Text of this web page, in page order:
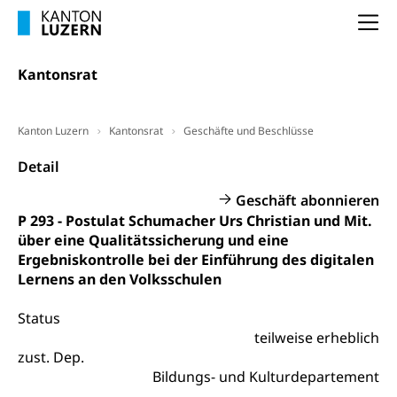
Kantonsrat
Kanton Luzern Kantonsrat Geschäfte und Beschlüsse
Detail
Geschäft abonnieren
P 293 - Postulat Schumacher Urs Christian und Mit.
über eine Qualitätssicherung und eine
Ergebniskontrolle bei der Einführung des digitalen
Lernens an den Volksschulen
Status
teilweise erheblich
zust. Dep.
Bildungs- und Kulturdepartement
Dienststelle Steuern - Wissenswertes
AHV-Altersrente (WAS Luzern)
LUPK - Luzerner Pensionskasse
Bildung und Forschung
Wissenschaft, Forschung, Entwicklung, Projekte
Pilotprojekte Klima
Innovative Projekte Landwirtschaft und
Wald
Projektförderung Universität Luzern unilu
Erwachsenenbildung und Weiterbildung
Umschulung, zweiter Bildungsweg,
Nachdiplomstudium, Zusatzlehre, Höhere
Berufsbildung, Berufsmatura nach Lehre,
Neuorientierung, Grundkompetenzen,
Studienberatung, Beratung und Unterstützung,
Erwachsenenmatura
Berufliche Grundbildung